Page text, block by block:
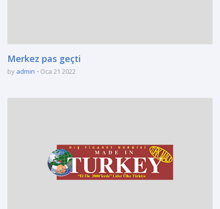
Merkez pas geçti
by admin Oca 21 2022